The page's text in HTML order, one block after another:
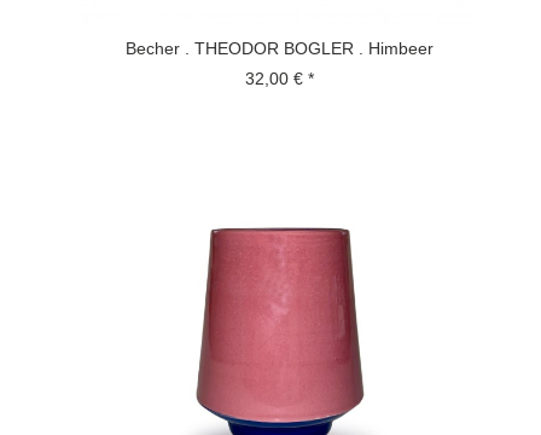
Becher . THEODOR BOGLER . Himbeer
32,00 € *